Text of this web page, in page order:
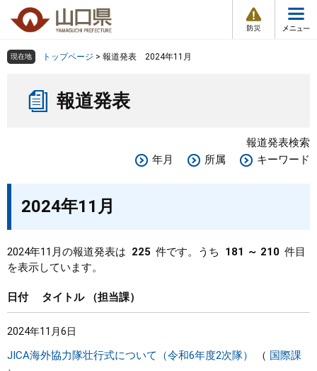
の
ー
メ
組織で探す
Other Languages
くらし・環境
教育・文化・スポーツ
しごと・産業・観光
現在地 トップページ > 報道発表 2024年11月
報道発表
報道発表検索
年月
所属 キーワード
2024年11月
2024年11月の報道発表は 225 件です。うち 181 ～ 210 件目
を表示しています。
日付 タイトル 担当課
2024年11月6日
JICA海外協力隊壮行式について（令和6年度2次隊） 国際課